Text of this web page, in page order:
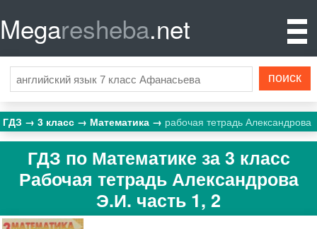
Megaresheba.net
ГДЗ 3 класс Математика рабочая тетрадь Александрова
ГДЗ по Математике за 3 класс
Рабочая тетрадь Александрова
Э.И. часть 1, 2